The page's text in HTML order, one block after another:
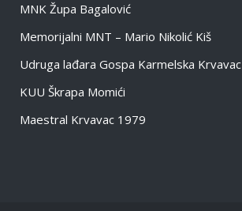
MNK Župa Bagalović
Memorijalni MNT – Mario Nikolić Kiš
Udruga lađara Gospa Karmelska Krvavac
KUU Škrapa Momići
Maestral Krvavac 1979